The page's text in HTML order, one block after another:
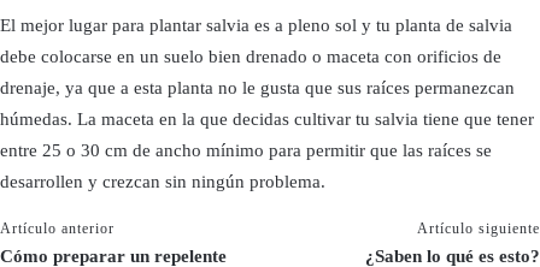
El mejor lugar para plantar salvia es a pleno sol y tu planta de salvia
debe colocarse en un suelo bien drenado o maceta con orificios de
drenaje, ya que a esta planta no le gusta que sus raíces permanezcan
húmedas. La maceta en la que decidas cultivar tu salvia tiene que tener
entre 25 o 30 cm de ancho mínimo para permitir que las raíces se
desarrollen y crezcan sin ningún problema.
Artículo anterior
Cómo preparar un repelente
Artículo siguiente
¿Saben lo qué es esto?